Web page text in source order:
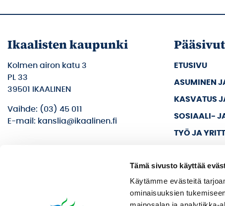
Tämä sivusto käyttää
Käytämme evästeitä
ominaisuuksien
Ikaalisten kaupunki
Kolmen airon katu 3
PL 33
39501 IKAALINEN
Vaihde: (03) 45 011
E-mail: kanslia@ikaalinen.fi
Pääsivut
ETUSIVU
ASUMINEN
KASVATUS
SOSIAALI-
TYÖ JA
KAUPUNKI